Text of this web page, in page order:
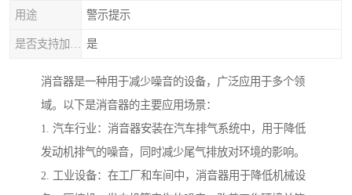
用途 警示提示
是
消音器是一种用于减少噪音的设备，广泛应用于多个领
域。以下是消音器的主要应用场景：
1. 汽车行业：消音器安装在汽车排气系统中，用于降低
发动机排气的噪音，同时减少尾气排放对环境的影响。
2. 工业设备：在工厂和车间中，消音器用于降低机械设